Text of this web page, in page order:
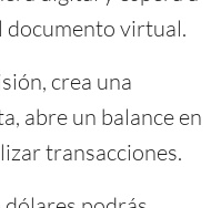
documento virtual.
crea una
abre un balance en
transacciones.